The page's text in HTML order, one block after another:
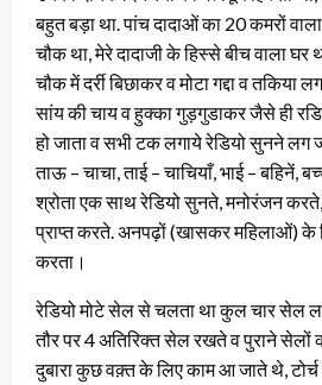
बहुत बड़ा था. पांच दादाओं का 20 कमरों
चौक था, मेरे दादाजी के हिस्से बीच वाला घर
चौक में दर्री बिछाकर व मोटा गद्दा व तकिया
सांय की चाय व हुक्का गुड़गुडाकर जैसे ही
हो जाता व सभी टक लगाये रेडियो सुनने लग
ताऊ – चाचा, ताई – चाचियाँ, भाई –
श्रोता एक साथ रेडियो सुनते, मनोरंजन करते,
प्राप्त करते. अनपढ़ों (खासकर महिलाओं)
करता।
रेडियो मोटे सेल से चलता था कुल चार सेल
तौर पर 4 अतिरिक्त सेल रखते व पुराने सेलों
दुबारा कुछ वक़्त के लिए काम आ जाते थे, टोर्च